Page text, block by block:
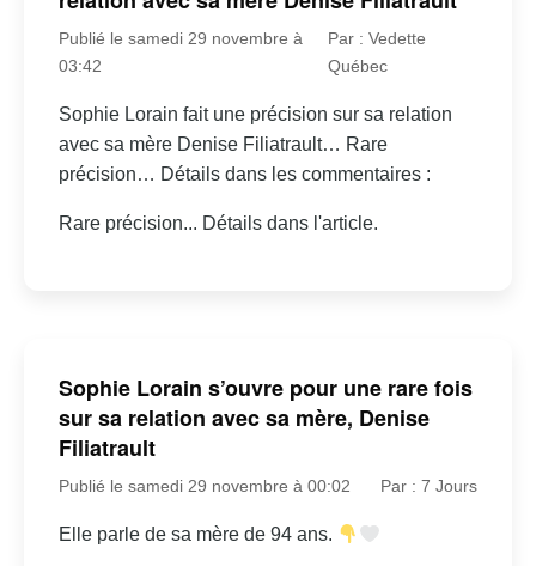
Publié le samedi 29 novembre à
03:42
Par : Vedette
Québec
Sophie Lorain fait une précision sur sa relation
avec sa mère Denise Filiatrault… Rare
précision… Détails dans les commentaires :
Rare précision... Détails dans l'article.
Sophie Lorain s’ouvre pour une rare fois
sur sa relation avec sa mère, Denise
Filiatrault
Publié le samedi 29 novembre à 00:02 Par : 7 Jours
Elle parle de sa mère de 94 ans.